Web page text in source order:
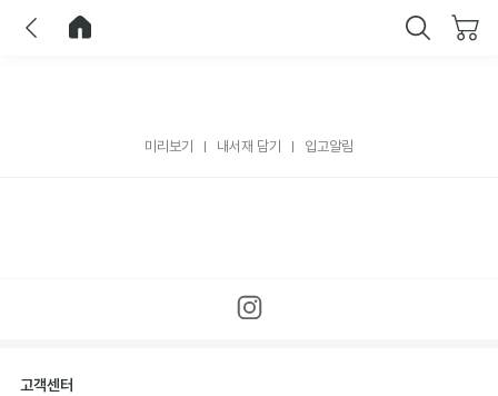
미리보기 내서재 담기 입고알림
고객센터